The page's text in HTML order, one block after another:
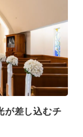
が差し込むチ